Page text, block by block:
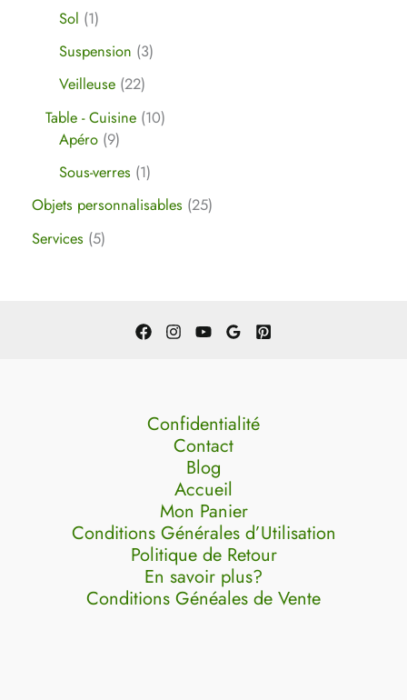
Sol 1
Suspension 3
Veilleuse 22
Table - Cuisine 10
Apéro 9
Sous-verres 1
Objets personnalisables 25
Services 5
Confidentialité
Contact
Blog
Accueil
Mon Panier
Conditions Générales d’Utilisation
Politique de Retour
En savoir plus?
Conditions Généales de Vente